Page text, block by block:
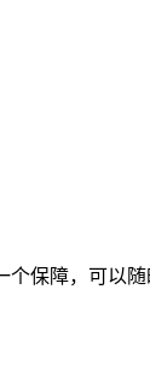
保障，可以